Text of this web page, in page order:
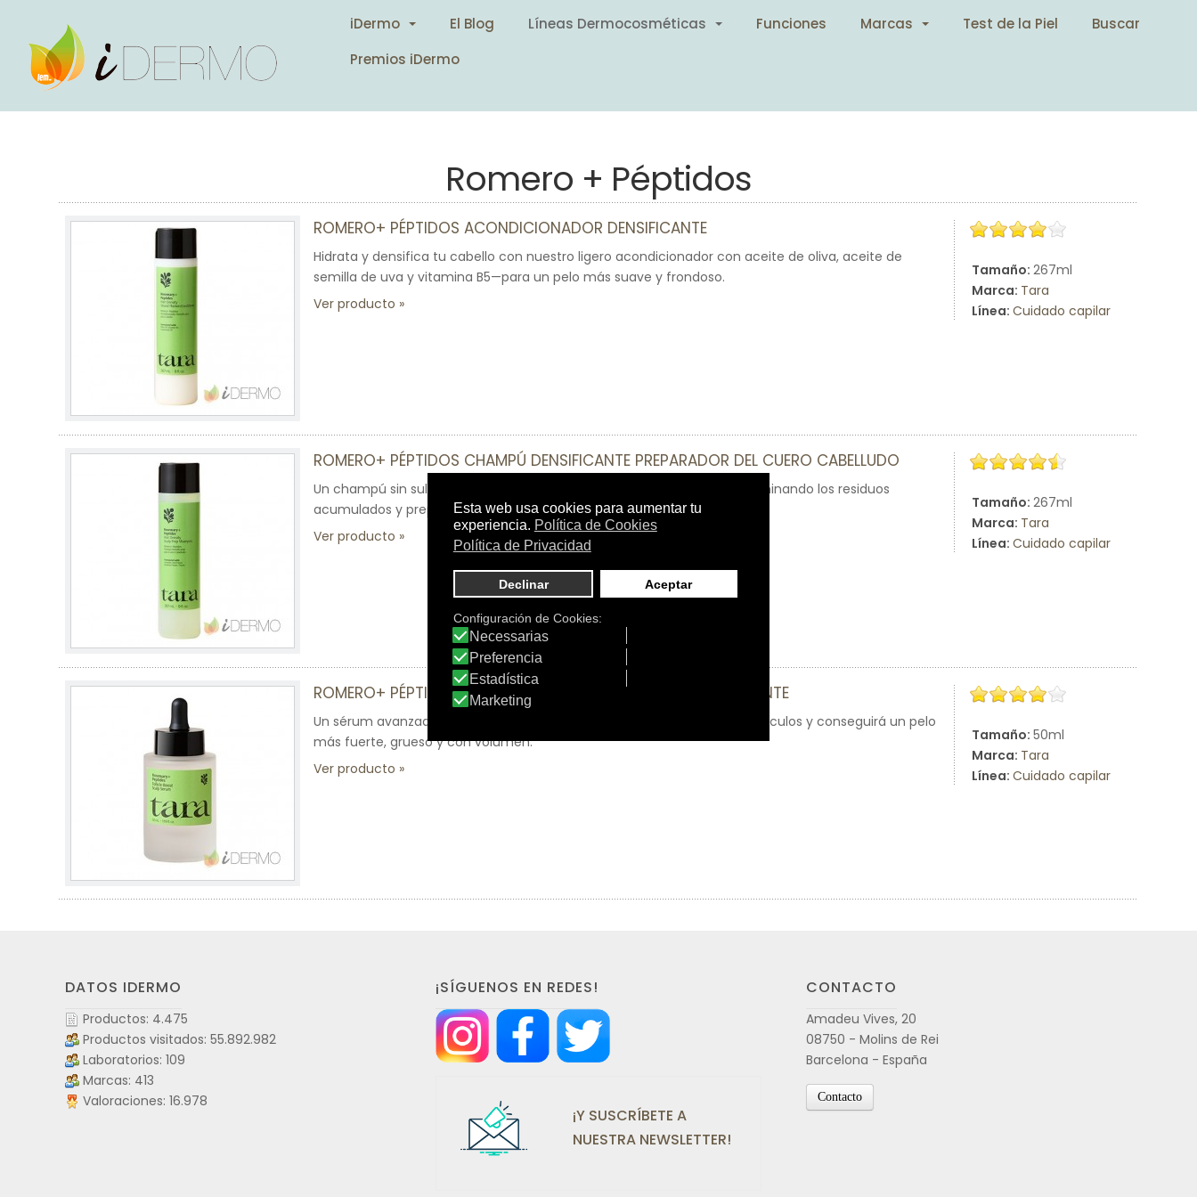
iDermo El Blog Líneas Dermocosméticas Funciones Marcas Test de la Piel
Buscar
Premios iDermo
Romero + Péptidos
Tamaño: 267ml
Marca: Tara
Línea: Cuidado capilar
ROMERO+ PÉPTIDOS ACONDICIONADOR DENSIFICANTE
Hidrata y densifica tu cabello con nuestro ligero acondicionador con aceite de oliva, aceite de
semilla de uva y vitamina B5—para un pelo más suave y frondoso.
Ver producto
Tamaño: 267ml
Marca: Tara
Línea: Cuidado capilar
ROMERO+ PÉPTIDOS CHAMPÚ DENSIFICANTE PREPARADOR DEL CUERO CABELLUDO
Un champú sin sulfatos que limpia tu cuero cabelludo con suavidad, eliminando los residuos
acumulados y preparándolo para que tu pelo crezca más sano.
Ver producto
Tamaño: 50ml
Marca: Tara
Línea: Cuidado capilar
ROMERO+ PÉPTIDOS SÉRUM DENSIFICADOR FOLÍCULOESTIMULANTE
Un sérum avanzado a base de romero y péptidos que fortalecerá tus folículos y conseguirá un pelo
más fuerte, grueso y con volumen.
Ver producto
DATOS IDERMO
Productos: 4.475
Productos visitados: 55.892.982
Laboratorios: 109
Marcas: 413
Valoraciones: 16.978
¡SÍGUENOS EN REDES!
¡Y SUSCRÍBETE A
NUESTRA NEWSLETTER!
CONTACTO
Amadeu Vives, 20
08750 - Molins de Rei
Barcelona - España
Contacto